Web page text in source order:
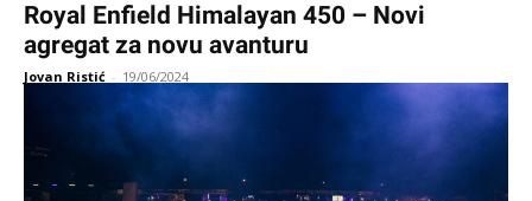
Royal Enfield Himalayan 450 – Novi
agregat za novu avanturu
Jovan Ristić - 19/06/2024